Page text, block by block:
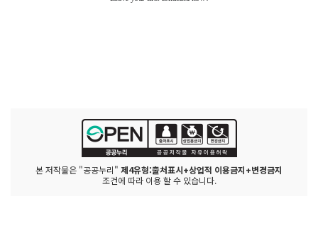
본 저작물은 "공공누리" 제4유형:출처표시+상업적 이용금지+변경금지
조건에 따라 이용 할 수 있습니다.